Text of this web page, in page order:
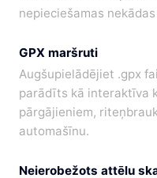
nepieciešamas
GPX maršruti
Augšupielādējiet .gpx
parādīts kā interaktīva
pārgājieniem,
automašīnu.
Neierobežots attēlu